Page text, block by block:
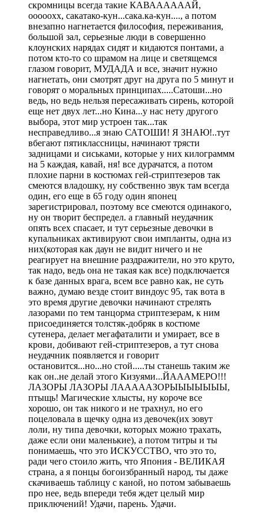
скромницы всегда такие КАВААААААЙ,
ооооохх, сакатако-кун...сака.ка-кун...., а потом
внезапно нагнетается философия, переживания,
большой зал, серьезные люди в совершенно
клоунских нарядах сидят и кидаются понтами, а
потом кто-то со шрамом на лице и светящемся
глазом говорит, МУДАДА и все, значит нужно
нагнетать, они смотрят друг на друга по 5 минут и
говорят о моральных принципах.....Сатоши...но
ведь, но ведь нельзя пересаживать сирень, которой
еще нет двух лет...но Кина...у нас нету другого
выбора, этот мир устроен так...так
несправедливо...я знаю САТОШИ! Я ЗНАЮ!..тут
вбегают пятиклассницы, начинают трясти
задницами и сиськами, которые у них килограммм
на 5 каждая, кавай, ня! все дурачатся, а потом
плохие парни в костюмах гей-стриптезеров так
смеются владошку, ну собственно звук там всегда
один, его еще в 65 году один японец
зарегистрировал, поэтому все смеются одинакого,
ну он творит беспредел. а главный неудачник
опять всех спасает, и тут серьезные девочки в
купальниках активируют свои импланты, одна из
них(которая как даун не видит ничего и не
реагирует на внешние раздражители, но это круто,
так надо, ведь она не такая как все) подключается
к базе данных врага, всем все равно как, не суть
важно, думаю везде стоит виндоус 95, так вота в
это время другие девочки начинают стрелять
лазорами по тем танцорма стриптезерам, к ним
присоединяется толстяк-добряк в костюме
сутенера, делает мегафаталити и умирает, все в
крови, добивают гей-стриптезеров, а тут снова
неудачник появляется и говорит
остановится...но...но стой.....ты станешь таким же
как он..не делай этого Кизуями...ЙАААМЕРО!!!
ЛАЗОРЫ ЛАЗОРЫ ЛАААААЗОРЫЫЫЫЫЫЫ,
птыщь! Магические хлысты, ну короче все
хорошо, он так никого и не трахнул, но его
поцеловала в щечку одна из девочек(их зовут
лоли, ну типа девочки, которых можно трахать,
даже если они маленькие), а потом титры и ты
понимаешь, что это ИСКУССТВО, что это то,
ради чего стоило жить, что Япония - ВЕЛИКАЯ
страна, а я понцы богоизбранный народ, ты даже
скачиваешь таблицу с каной, но потом забываешь
про нее, ведь впереди тебя ждет целый мир
приключений! Удачи, парень. Удачи.